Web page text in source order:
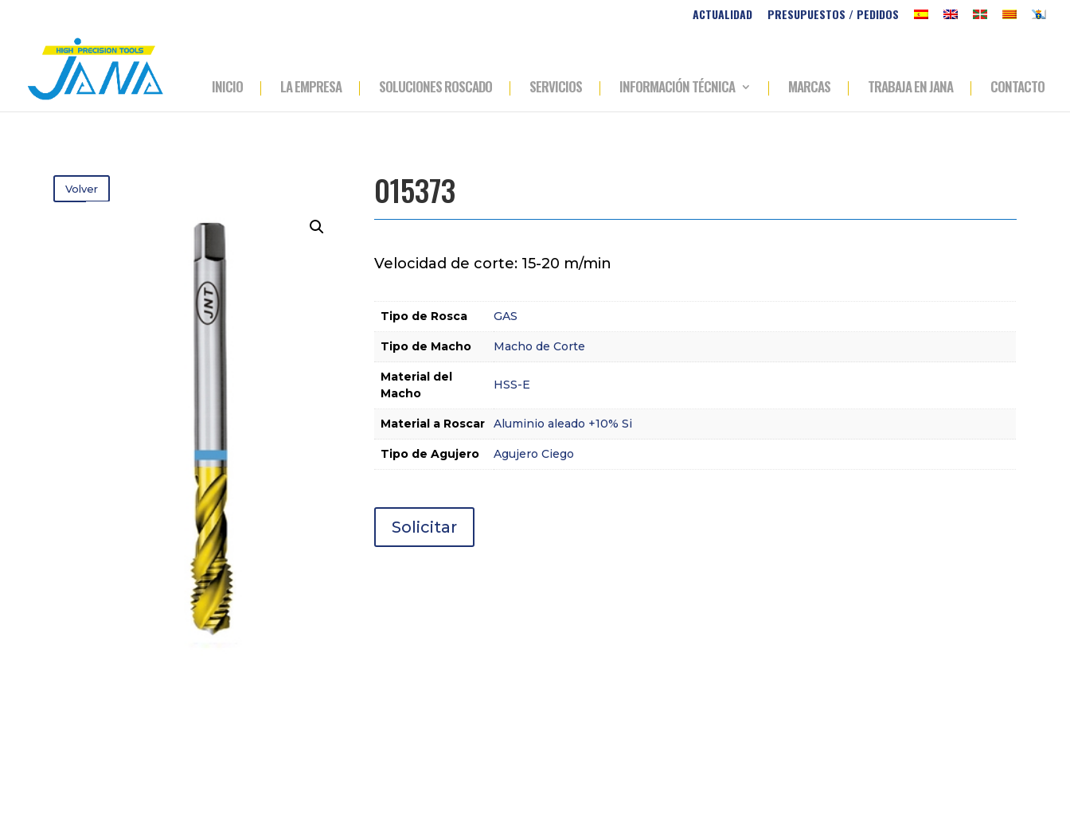
ACTUALIDAD PRESUPUESTOS / PEDIDOS
INICIO LA EMPRESA SOLUCIONES ROSCADO SERVICIOS INFORMACIÓN TÉCNICA MARCAS TRABAJA EN JANA CONTACTO
Volver 015373
Velocidad de corte: 15-20 m/min
Tipo de Rosca GAS
Tipo de Macho Macho de Corte
Material del
Macho
HSS-E
Material a Roscar Aluminio aleado +10% Si
Tipo de Agujero Agujero Ciego
Solicitar